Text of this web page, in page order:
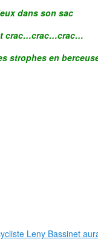
dans son sac
crac…crac…crac…
strophes en